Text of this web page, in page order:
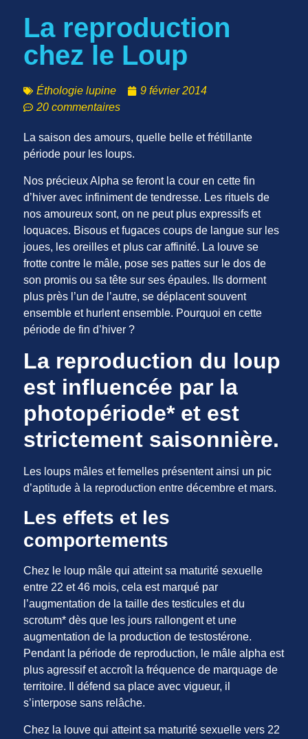
La reproduction
chez le Loup
Éthologie lupine
9 février 2014
20 commentaires
La saison des amours, quelle belle et frétillante
période pour les loups.
Nos précieux Alpha se feront la cour en cette fin
d’hiver avec infiniment de tendresse. Les rituels de
nos amoureux sont, on ne peut plus expressifs et
loquaces. Bisous et fugaces coups de langue sur les
joues, les oreilles et plus car affinité. La louve se
frotte contre le mâle, pose ses pattes sur le dos de
son promis ou sa tête sur ses épaules. Ils dorment
plus près l’un de l’autre, se déplacent souvent
ensemble et hurlent ensemble. Pourquoi en cette
période de fin d’hiver ?
La reproduction du loup
est influencée par la
photopériode* et est
strictement saisonnière.
Les loups mâles et femelles présentent ainsi un pic
d’aptitude à la reproduction entre décembre et mars.
Les effets et les
comportements
Chez le loup mâle qui atteint sa maturité sexuelle
entre 22 et 46 mois, cela est marqué par
l’augmentation de la taille des testicules et du
scrotum* dès que les jours rallongent et une
augmentation de la production de testostérone.
Pendant la période de reproduction, le mâle alpha est
plus agressif et accroît la fréquence de marquage de
territoire. Il défend sa place avec vigueur, il
s’interpose sans relâche.
Chez la louve qui atteint sa maturité sexuelle vers 22